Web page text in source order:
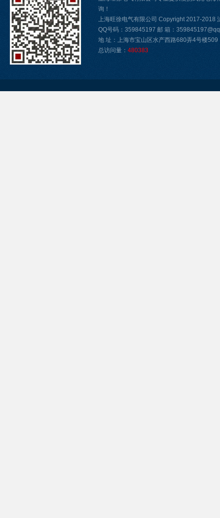
询！
上海旺徐电气有限公司 Copyright 2017-2018
QQ号码：359845197 邮 箱：
地 址：上海市宝山区水产西路680弄4号楼509
总访问量： 480383